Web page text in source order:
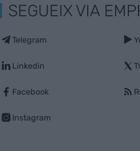
SEGUEIX VIA
Telegram
Linkedin
Facebook
Instagram